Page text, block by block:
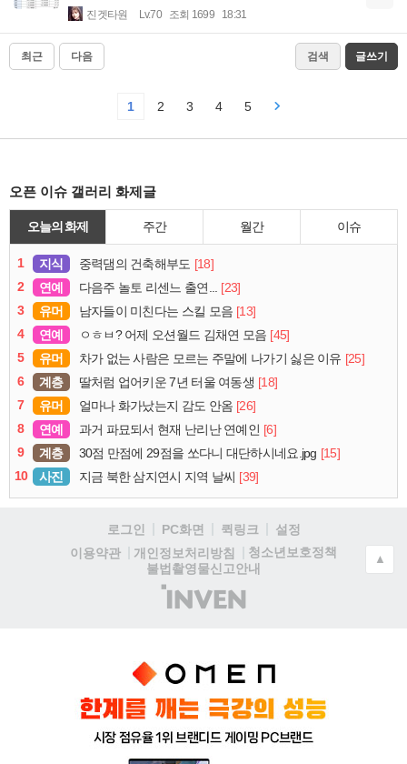
진겟타원 Lv.70 조회 1699 18:31
최근 다음 검색 글쓰기
1 2 3 4 5
오픈 이슈 갤러리 화제글
오늘의 화제 주간 월간 이슈
1 지식 중력댐의 건축해부도 [18]
2
연예 다음주 놀토 리센느 출연... [23]
3
유머 남자들이 미친다는 스킬 모음 [13]
4
연예 ㅇㅎㅂ? 어제 오션월드 김채연 모음 [45]
5
유머 차가 없는 사람은 모르는 주말에 나가기 싫은 이유 [25]
6
계층 딸처럼 업어키운 7년 터울 여동생 [18]
7
유머 얼마나 화가났는지 감도 안옴 [26]
8
연예 과거 파묘되서 현재 난리난 연예인 [6]
9
계층 30점 만점에 29점을 쏘다니 대단하시네요.jpg [15]
10
사진 지금 북한 삼지연시 지역 날씨 [39]
로그인 PC화면 퀵링크
설정
이용약관
개인정보처리방침
청소년보호정책
불법촬영물신고안내
(주)
인
▲